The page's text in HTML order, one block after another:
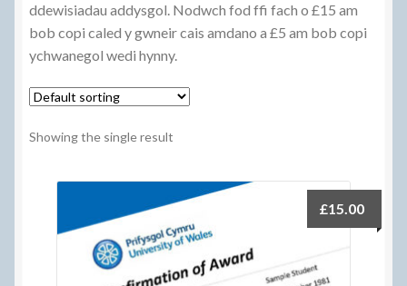
Telerau Gwerthu A Chyflenwi
ddewisiadau addysgol. Nodwch fod ffi fach o £15 am
bob copi caled y gwneir cais amdano a £5 am bob copi
ychwanegol wedi hynny.
Showing the single result
£15.00